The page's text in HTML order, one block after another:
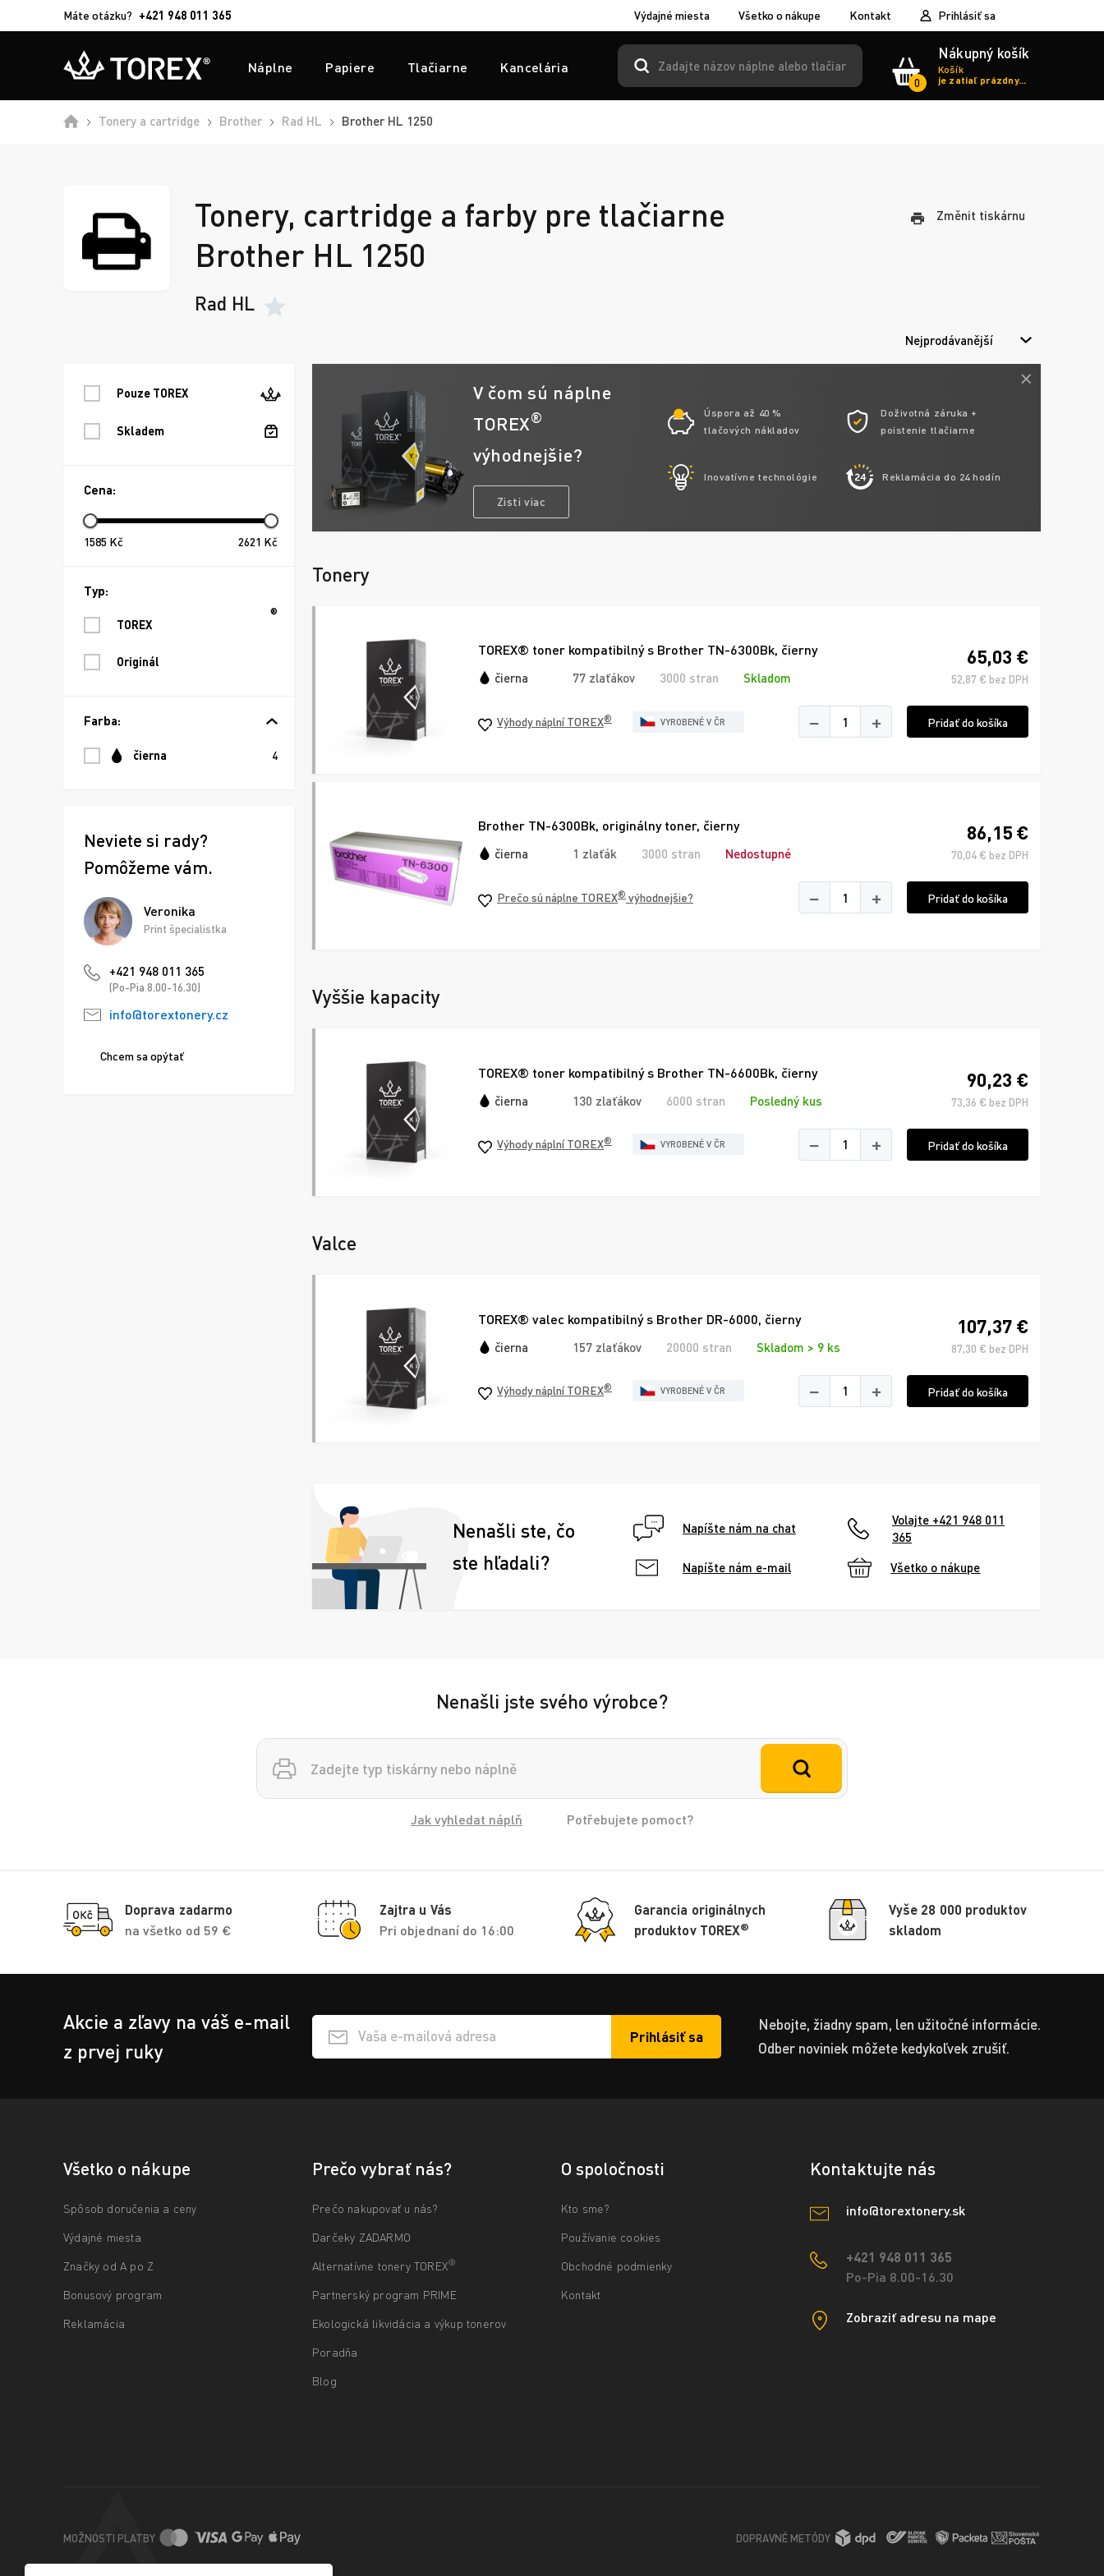
Máte otázku? +421 948 011 365 Výdajné miesta Všetko o nákupe Kontakt Prihlásiť sa
Náplne Papiere Tlačiarne Kancelária
0
Nákupný košík
Košík
je zatiaľ prázdny...
Tonery a cartridge Brother Rad HL Brother HL 1250
Tonery, cartridge a farby pre tlačiarne
Brother HL 1250
Rad HL
Změnit tiskárnu
Nejprodávanější
Pouze TOREX
Skladem
Cena:
1585 Kč 2621 Kč
Typ:
TOREX
®
Originál
Farba:
čierna 4
Neviete si rady?
Pomôžeme vám.
Veronika
Print špecialistka
+421 948 011 365
(Po-Pia 8.00-16.30)
info@torextonery.cz
Chcem sa opýtať
V čom sú náplne
TOREX®
výhodnejšie?
Zisti viac
Úspora až 40 %
tlačových nákladov
Doživotná záruka +
poistenie tlačiarne
Inovatívne technológie Reklamácia do 24 hodín
Tonery
TOREX® toner kompatibilný s Brother TN-6300Bk, čierny
čierna 77 zlaťákov 3000 stran Skladom
65,03 €
52,87 € bez DPH
Výhody náplní TOREX® VYROBENÉ V ČR − + Pridať do košíka
Brother TN-6300Bk, originálny toner, čierny
čierna 1 zlaťák 3000 stran Nedostupné
86,15 €
70,04 € bez DPH
Prečo sú náplne TOREX® výhodnejšie? − + Pridať do košíka
Vyššie kapacity
TOREX® toner kompatibilný s Brother TN-6600Bk, čierny
čierna 130 zlaťákov 6000 stran Posledný kus
90,23 €
73,36 € bez DPH
Výhody náplní TOREX® VYROBENÉ V ČR − + Pridať do košíka
Valce
TOREX® valec kompatibilný s Brother DR-6000, čierny
čierna 157 zlaťákov 20000 stran Skladom > 9 ks
107,37 €
87,30 € bez DPH
Výhody náplní TOREX® VYROBENÉ V ČR − + Pridať do košíka
Nenašli ste, čo
ste hľadali?
Napíšte nám na chat
Volajte +421 948 011
365
Napíšte nám e-mail Všetko o nákupe
Nenašli jste svého výrobce?
Vyhledávání
Jak vyhledat náplň Potřebujete pomoct?
Doprava zadarmo
na všetko od 59 €
Zajtra u Vás
Pri objednaní do 16:00
Garancia originálnych
produktov TOREX®
Vyše 28 000 produktov
skladom
Akcie a zľavy na váš e-mail
z prvej ruky
Přihlášení e-mailu k odběru Prihlásiť sa
Nebojte, žiadny spam, len užitočné informácie.
Odber noviniek môžete kedykoľvek zrušiť.
Všetko o nákupe
Spôsob doručenia a ceny
Výdajné miesta
Značky od A po Z
Bonusový program
Reklamácia
Prečo vybrať nás?
Prečo nakupovať u nás?
Darčeky ZADARMO
Alternatívne tonery TOREX®
Partnerský program PRIME
Ekologická likvidácia a výkup tonerov
Poradňa
Blog
O spoločnosti
Kto sme?
Používanie cookies
Obchodné podmienky
Kontakt
Kontaktujte nás
info@torextonery.sk
+421 948 011 365
Po-Pia 8.00-16.30
Zobraziť adresu na mape
MOŽNOSTI PLATBY DOPRAVNÉ METÓDY